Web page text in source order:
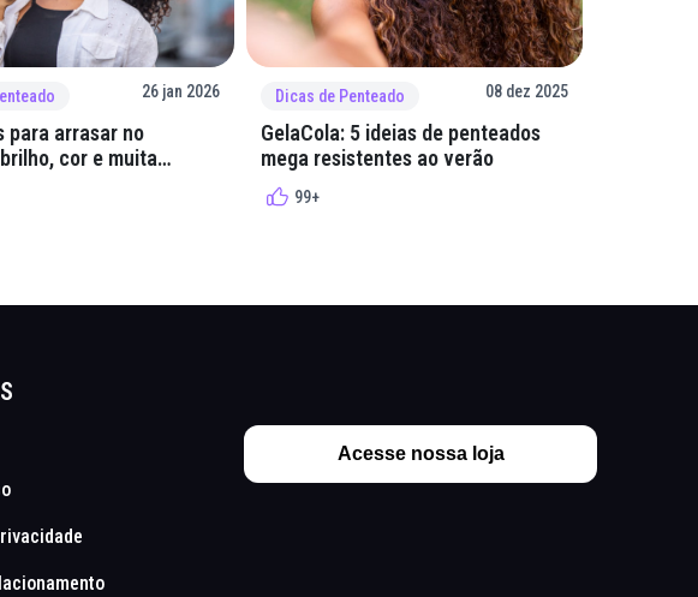
26 jan 2026
para arrasar no
cor e muita
Dicas de Penteado 08 dez 2025
GelaCola: 5 ideias de penteados
mega resistentes ao verão
99+
Acesse nossa loja